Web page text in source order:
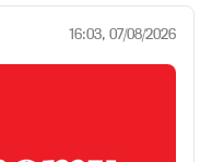
16:03, 07/08/2026